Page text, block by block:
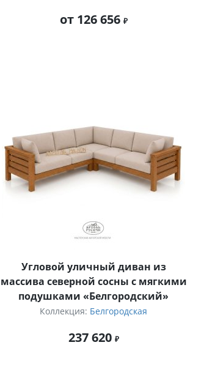
от 126 656
Угловой уличный диван из
массива северной сосны с мягкими
подушками «Белгородский»
Коллекция: Белгородская
237 620